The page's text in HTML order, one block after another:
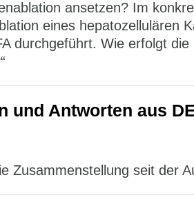
ansetzen? Im
eines hepatozellulären
durchgeführt. Wie erfolgt die
und Antworten aus
Zusammenstellung seit der